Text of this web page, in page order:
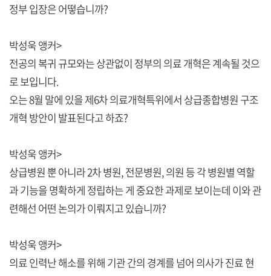
정부 입장은 어떻습니까?
박성욱 앵커>
전공의 복귀 규모와는 상관없이 정부의 의료 개혁은 계속될 것으
로 보입니다.
오는 8월 말에 있을 제6차 의료개혁특위에서 상급종합병원 구조
개혁 방안이 발표된다고 하죠?
박성욱 앵커>
상급병원 뿐 아니라 2차 병원, 전문병원, 의원 등 각 병원별 역할
과 기능을 명확하게 정립하는 게 중요한 과제로 보이는데 이와 관
련해선 어떤 논의가 이뤄지고 있습니까?
박성욱 앵커>
의료 인력난 해소를 위해 기관 간의 경계를 넘어 의사가 진료 현